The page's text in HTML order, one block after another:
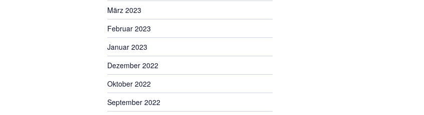
März 2023
Februar 2023
Januar 2023
Dezember 2022
Oktober 2022
September 2022